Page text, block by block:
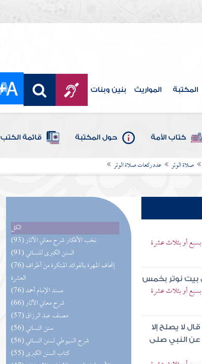
المكتبة المواريث بنين وبنات
كتاب الأمة حول المكتبة قائمة الكتب
صلاة الوتر عدد ركعات صلاة الوتر
الكل
(93) نخب الأفكار شرح معاني الآثار
(91) السنن الكبرى للنسائي
(76) إتحاف المهرة بالفوائد المبتكرة من أطراف
العشرة
(76) مسند الإمام أحمد
(66) شرح معاني الآثار
(57) مصنف عبد الرزاق
(56) سنن النسائي
(56) شرح السيوطي لسنن النسائي
(55) كتاب السنن الكبرى
بسبع أو بثلاث عشرة
بيت نوتر بخمس
بسبع أو بثلاث عشرة
لا يصلح إلا
النبي صلى